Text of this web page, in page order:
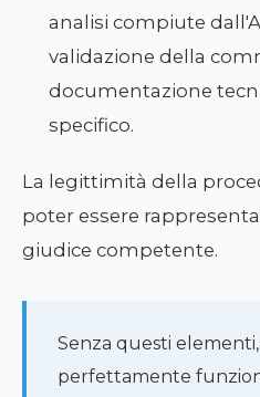
analisi compiute
validazione della
documentazione
specifico.
La legittimità della
poter essere
giudice competente.
Senza questi
perfettamente